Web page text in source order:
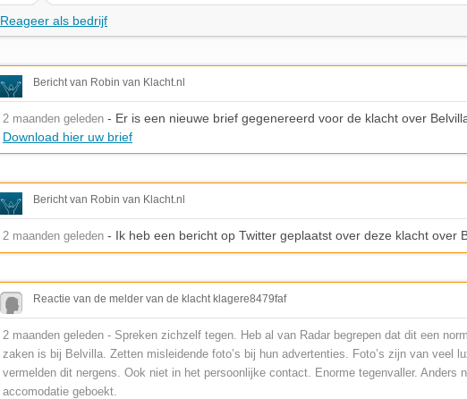
Reageer als bedrijf
Bericht van Robin van Klacht.nl
2 maanden geleden - Er is een nieuwe brief gegenereerd voor de klacht over
Download hier uw brief
Bericht van Robin van Klacht.nl
2 maanden geleden - Ik heb een bericht op Twitter geplaatst over deze klacht over
Reactie van de melder van de klacht klagere8479faf
2 maanden geleden - Spreken zichzelf tegen. Heb al van Radar begrepen dat dit een
zaken is bij Belvilla. Zetten misleidende foto’s bij hun advertenties. Foto’s zijn van veel
vermelden dit nergens. Ook niet in het persoonlijke contact. Enorme tegenvaller. Anders
accomodatie geboekt.